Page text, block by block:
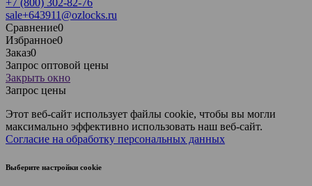
+7 (800) 302-82-76
sale+643911@ozlocks.ru
Сравнение0
Избранное0
Заказ0
Запрос оптовой цены
Закрыть окно
Запрос цены
Этот веб-сайт использует файлы cookie, чтобы вы могли
максимально эффективно использовать наш веб-сайт.
Согласие на обработку персональных данных
Выберите настройки cookie